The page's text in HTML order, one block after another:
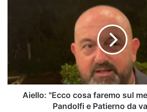
Insigne,
e
PatiernoAiello: "Ecco cosa faremo sul
Pandolfi e Patierno da